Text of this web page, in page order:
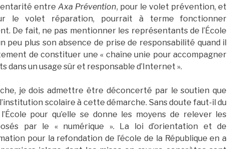
entreAxa Prévention, pour le volet prévention, et
le volet réparation, pourrait à terme fonctionner
De fait, ne pas mentionner les représentants de l’École
peu plus son absence de prise de responsabilité quand il
de constituer une « chaîne unie pour accompagner
dans un usage sûr et responsable d’Internet ».
je dois admettre être déconcerté par le soutien que
scolaire à cette démarche. Sans doute faut-il du
pour qu’elle se donne les moyens de relever les
par le « numérique ». La loi d’orientation et de
pour la refondation de l’école de la République en a